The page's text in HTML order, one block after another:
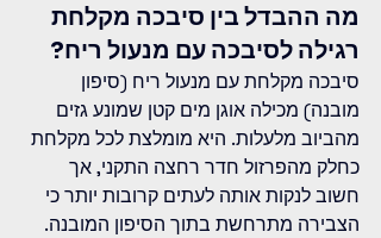
מה ההבדל בין סיבכה מקלחת
רגילה לסיבכה עם מנעול ריח?
סיבכה מקלחת עם מנעול ריח (סיפון
מובנה) מכילה אוגן מים קטן שמונע גזים
מהביוב מלעלות. היא מומלצת לכל מקלחת
כחלק מהפרזול חדר רחצה התקני, אך
חשוב לנקות אותה לעתים קרובות יותר כי
הצבירה מתרחשת בתוך הסיפון המובנה.